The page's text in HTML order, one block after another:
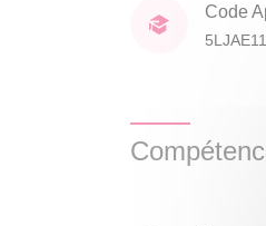
Code